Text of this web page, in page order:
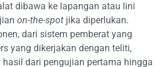
dibawa ke lapangan atau lini
on-the-spot jika diperlukan.
dari sistem pemberat yang
yang dikerjakan dengan teliti,
dari pengujian pertama hingga